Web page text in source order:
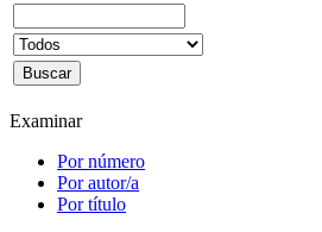
Examinar
Por número
Por autor/a
Por título